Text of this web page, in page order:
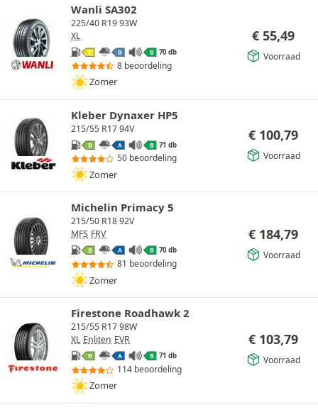
Wanli SA302
225/40 R19 93W
XL
C B B 70 db
8 beoordeling
Zomer
€ 55,49
Voorraad
Kleber Dynaxer HP5
215/55 R17 94V
B A B 71 db
50 beoordeling
Zomer
€ 100,79
Voorraad
Michelin Primacy 5
215/50 R18 92V
MFS FRV
B A B 70 db
81 beoordeling
Zomer
€ 184,79
Voorraad
Firestone Roadhawk 2
215/55 R17 98W
XL Enliten EVR
B A B 71 db
114 beoordeling
Zomer
€ 103,79
Voorraad